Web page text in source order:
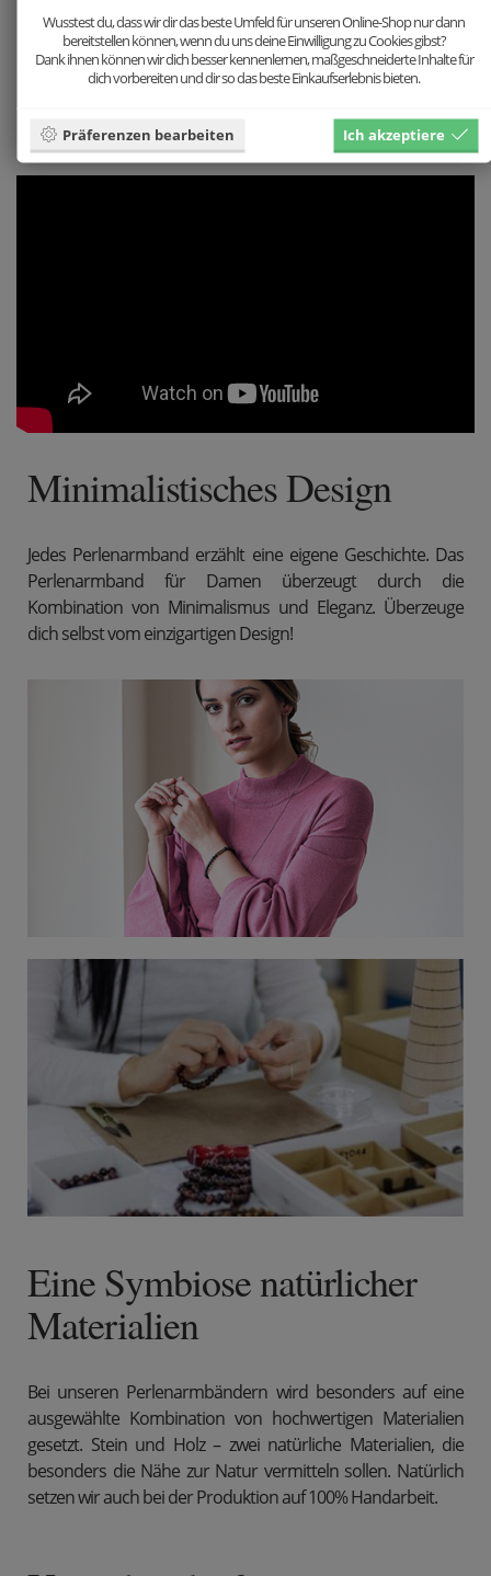
3
Minimalistisches Design
Jedes Perlenarmband erzählt eine eigene Geschichte. Das
Perlenarmband für Damen überzeugt durch die
Kombination von Minimalismus und Eleganz. Überzeuge
dich selbst vom einzigartigen Design!
Eine Symbiose natürlicher
Materialien
Bei unseren Perlenarmbändern wird besonders auf eine
ausgewählte Kombination von hochwertigen Materialien
gesetzt. Stein und Holz – zwei natürliche Materialien, die
besonders die Nähe zur Natur vermitteln sollen. Natürlich
setzen wir auch bei der Produktion auf 100% Handarbeit.
Wusstest du, dass wir dir das beste Umfeld für unseren Online-Shop nur dann
bereitstellen können, wenn du uns deine Einwilligung zu Cookies gibst?
Dank ihnen können wir dich besser kennenlernen, maßgeschneiderte Inhalte für
dich vorbereiten und dir so das beste Einkaufserlebnis bieten.
Präferenzen bearbeiten Ich akzeptiere